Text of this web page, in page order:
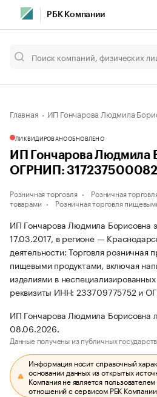
РБК Компании
Главная ИП Гончарова Людмила
ЛИКВИДИРОВАНООБНОВЛЕНО
ИП Гончарова Людмила
ОГРНИП:
Розничная торговля
Розничная
товарами
Розничная торговля
ИП Гончарова Людмила Борисовна
17.03.2017, в регионе —
деятельности: Торговля розничная
пищевыми продуктами, включая
изделиями в
реквизиты ИНН: 233709775752 и
ИП Гончарова Людмила Борисовна
08.06.2026.
Данные получены из публичных
Информация носит справочный
основании данных из открытых
Компания не является
отношений с сервисом РБК Компании.